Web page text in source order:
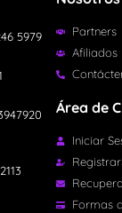
5979
Partners
Afiliados
Área de
Iniciar
Formas